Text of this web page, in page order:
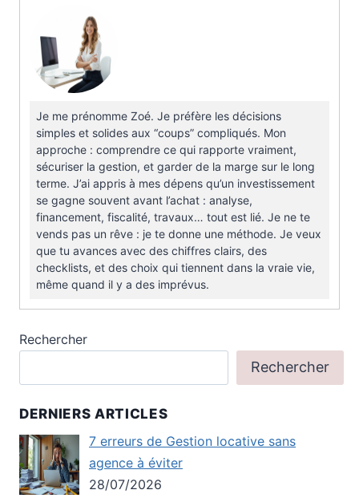
Je me prénomme Zoé. Je préfère les décisions
simples et solides aux “coups” compliqués. Mon
approche : comprendre ce qui rapporte vraiment,
sécuriser la gestion, et garder de la marge sur le long
terme. J’ai appris à mes dépens qu’un investissement
se gagne souvent avant l’achat : analyse,
financement, fiscalité, travaux… tout est lié. Je ne te
vends pas un rêve : je te donne une méthode. Je veux
que tu avances avec des chiffres clairs, des
checklists, et des choix qui tiennent dans la vraie vie,
même quand il y a des imprévus.
Rechercher
Rechercher
DERNIERS ARTICLES
7 erreurs de Gestion locative sans
agence à éviter
28/07/2026